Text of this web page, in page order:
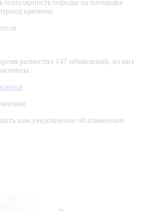
популярность породы на площадке
времени.
разместил 147 объявлений, из них
вам уведомление об изменении